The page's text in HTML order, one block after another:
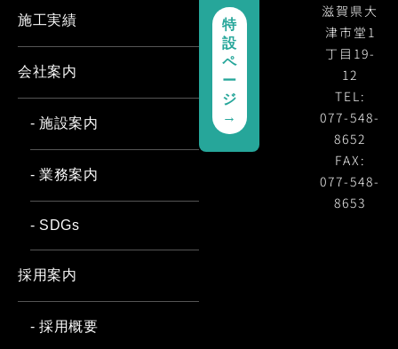
滋賀県大
津市堂1
丁目19-
12
TEL:
077-548-
8652
FAX:
077-548-
8653
特
設
ペ
ー
ジ
→
施工実績
会社案内
- 施設案内
- 業務案内
- SDGs
採用案内
- 採用概要